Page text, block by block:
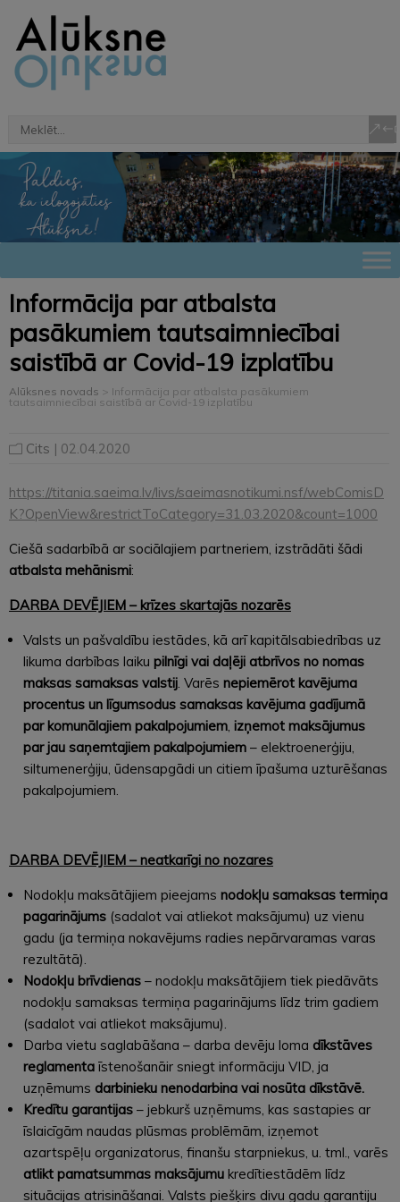
Informācija par atbalsta
pasākumiem tautsaimniecībai
saistībā ar Covid-19 izplatību
Alūksnes novads > Informācija par atbalsta pasākumiem
tautsaimniecībai saistībā ar Covid-19 izplatību
Cits | 02.04.2020
https://titania.saeima.lv/livs/saeimasnotikumi.nsf/webComisD
K?OpenView&restrictToCategory=31.03.2020&count=1000
Ciešā sadarbībā ar sociālajiem partneriem, izstrādāti šādi
atbalsta mehānismi:
DARBA DEVĒJIEM – krīzes skartajās nozarēs
Valsts un pašvaldību iestādes, kā arī kapitālsabiedrības uz
likuma darbības laiku pilnīgi vai daļēji atbrīvos no nomas
maksas samaksas valstij . Varēs nepiemērot kavējuma
procentus un līgumsodus samaksas kavējuma gadījumā
par komunālajiem pakalpojumiem izņemot maksājumus
par jau saņemtajiem pakalpojumiem – elektroenerģiju,
siltumenerģiju, ūdensapgādi un citiem īpašuma uzturēšanas
pakalpojumiem.
DARBA DEVĒJIEM – neatkarīgi no nozares
Nodokļu maksātājiem pieejams nodokļu samaksas termiņa
pagarinājums (sadalot vai atliekot maksājumu) uz vienu
gadu (ja termiņa nokavējums radies nepārvaramas varas
rezultātā).
Nodokļu brīvdienas – nodokļu maksātājiem tiek piedāvāts
nodokļu samaksas termiņa pagarinājums līdz trim gadiem
(sadalot vai atliekot maksājumu).
Darba vietu saglabāšana – darba devēju loma dīkstāves
reglamenta īstenošanāir sniegt informāciju VID, ja
uzņēmums darbinieku nenodarbina vai nosūta dīkstāvē.
Kredītu garantijas – jebkurš uzņēmums, kas sastapies ar
īslaicīgām naudas plūsmas problēmām, izņemot
azartspēļu organizatorus, finanšu starpniekus, u. tml., varēs
atlikt pamatsummas maksājumu kredītiestādēm līdz
situācijas atrisināšanai. Valsts piešķirs divu gadu garantiju